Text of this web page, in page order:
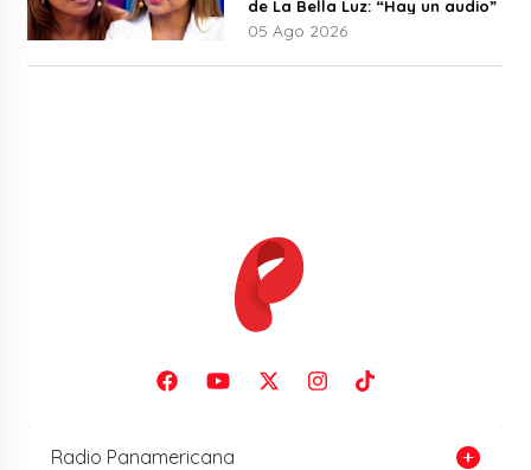
de La Bella Luz: “Hay un audio”
05 Ago 2026
Radio Panamericana